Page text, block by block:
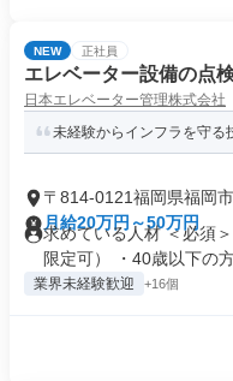
NEW 正社員
エレベーター設備の点
日本エレベーター管理株式会社
未経験からインフラを守る
〒814-0121福岡県福岡
月給20万円～50万円
求めている人材 ＜必須
限定可） ・40歳以下の方
業界未経験歓迎 +16個